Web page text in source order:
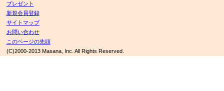
プレゼント
新規会員登録
サイトマップ
お問い合わせ
このページの先頭
(C)2000-2013 Masana, Inc. All Rights Reserved.